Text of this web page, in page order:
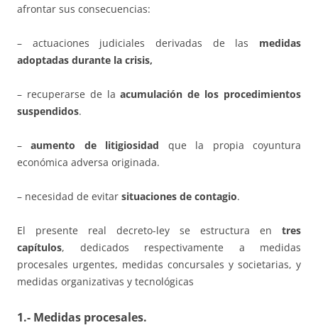
afrontar sus consecuencias:
– actuaciones judiciales derivadas de las medidas
adoptadas durante la crisis,
– recuperarse de laacumulación de los procedimientos
suspendidos.
–aumento de litigiosidad que la propia coyuntura
económica adversa originada.
– necesidad de evitar situaciones de contagio.
El presente real decreto-ley se estructura en tres
capítulos, dedicados respectivamente a medidas
procesales urgentes, medidas concursales y societarias, y
medidas organizativas y tecnológicas
1.- Medidas procesales.